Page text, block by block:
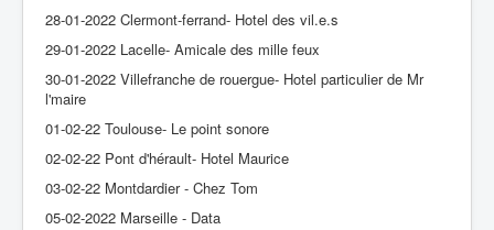
28-01-2022 Clermont-ferrand- Hotel des vil.e.s
29-01-2022 Lacelle- Amicale des mille feux
30-01-2022 Villefranche de rouergue- Hotel particulier de Mr
l'maire
01-02-22 Toulouse- Le point sonore
02-02-22 Pont d'hérault- Hotel Maurice
03-02-22 Montdardier - Chez Tom
05-02-2022 Marseille - Data